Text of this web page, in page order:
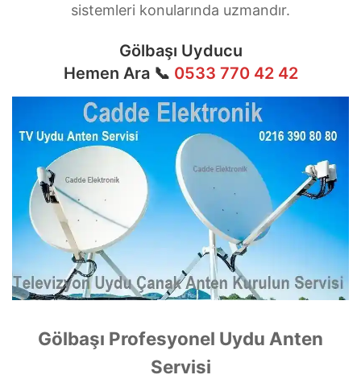
sistemleri konularında uzmandır.
Gölbaşı Uyducu
Hemen Ara 📞 0533 770 42 42
Gölbaşı Profesyonel Uydu Anten
Servisi